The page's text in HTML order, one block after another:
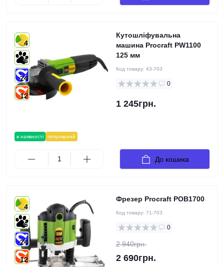
в наявності популярний
4
6
24
12
Кутошліфувальна
машина Procraft PW1100
125 мм
Код товару: 43-703
0
1 245грн.
До кошика
4
6
24
12
Фрезер Procraft POB1700
Код товару: 71-703
0
2 940грн.
2 690грн.